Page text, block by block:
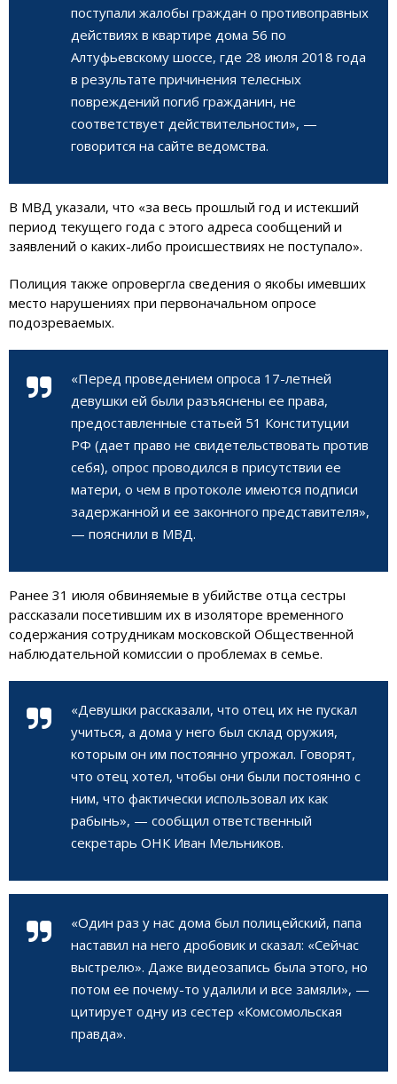
поступали жалобы граждан о противоправных
действиях в квартире дома 56 по
Алтуфьевскому шоссе, где 28 июля 2018 года
в результате причинения телесных
повреждений погиб гражданин, не
соответствует действительности», —
говорится на сайте ведомства.
В МВД указали, что «за весь прошлый год и истекший
период текущего года с этого адреса сообщений и
заявлений о каких-либо происшествиях не поступало».
Полиция также опровергла сведения о якобы имевших
место нарушениях при первоначальном опросе
подозреваемых.
«Перед проведением опроса 17-летней
девушки ей были разъяснены ее права,
предоставленные статьей 51 Конституции
РФ (дает право не свидетельствовать против
себя), опрос проводился в присутствии ее
матери, о чем в протоколе имеются подписи
задержанной и ее законного представителя»,
— пояснили в МВД.
Ранее 31 июля обвиняемые в убийстве отца сестры
рассказали посетившим их в изоляторе временного
содержания сотрудникам московской Общественной
наблюдательной комиссии о проблемах в семье.
«Девушки рассказали, что отец их не пускал
учиться, а дома у него был склад оружия,
которым он им постоянно угрожал. Говорят,
что отец хотел, чтобы они были постоянно с
ним, что фактически использовал их как
рабынь», — сообщил ответственный
секретарь ОНК Иван Мельников.
«Один раз у нас дома был полицейский, папа
наставил на него дробовик и сказал: «Сейчас
выстрелю». Даже видеозапись была этого, но
потом ее почему-то удалили и все замяли», —
цитирует одну из сестер «Комсомольская
правда».